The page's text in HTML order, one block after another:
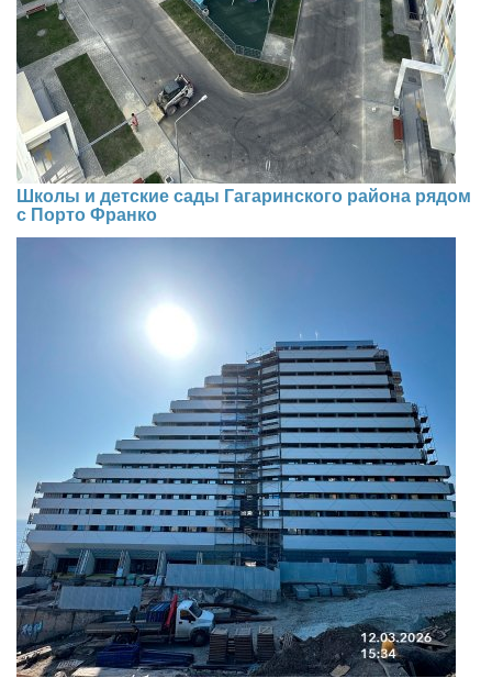
Школы и детские сады Гагаринского района рядом
с Порто Франко